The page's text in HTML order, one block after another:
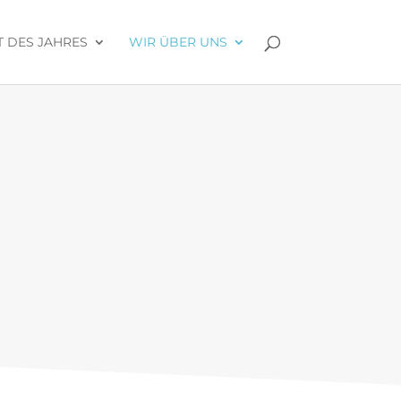
DES JAHRES WIR ÜBER UNS